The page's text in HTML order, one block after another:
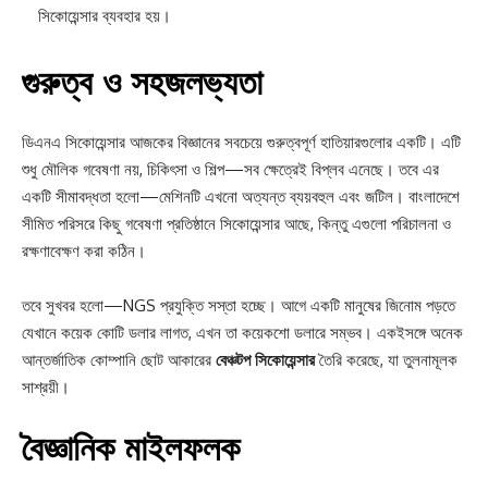
সিকোয়েন্সার ব্যবহার হয়।
গুরুত্ব ও সহজলভ্যতা
ডিএনএ সিকোয়েন্সার আজকের বিজ্ঞানের সবচেয়ে গুরুত্বপূর্ণ হাতিয়ারগুলোর একটি। এটি
শুধু মৌলিক গবেষণা নয়, চিকিৎসা ও শিল্প—সব ক্ষেত্রেই বিপ্লব এনেছে। তবে এর
একটি সীমাবদ্ধতা হলো—মেশিনটি এখনো অত্যন্ত ব্যয়বহুল এবং জটিল। বাংলাদেশে
সীমিত পরিসরে কিছু গবেষণা প্রতিষ্ঠানে সিকোয়েন্সার আছে, কিন্তু এগুলো পরিচালনা ও
রক্ষণাবেক্ষণ করা কঠিন।
তবে সুখবর হলো—NGS প্রযুক্তি সস্তা হচ্ছে। আগে একটি মানুষের জিনোম পড়তে
যেখানে কয়েক কোটি ডলার লাগত, এখন তা কয়েকশো ডলারে সম্ভব। একইসঙ্গে অনেক
আন্তর্জাতিক কোম্পানি ছোট আকারের বেঞ্চটপ সিকোয়েন্সারতৈরি করেছে, যা তুলনামূলক
সাশ্রয়ী।
বৈজ্ঞানিক মাইলফলক